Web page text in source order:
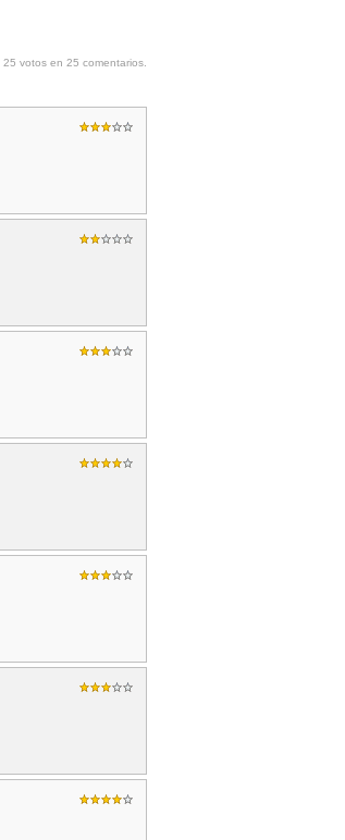
25 votos en 25 comentarios.